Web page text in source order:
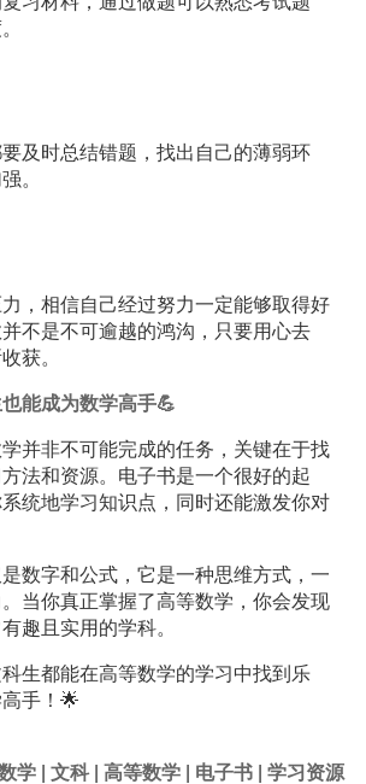
及时总结错题，找出自己的薄弱环
。
，相信自己经过努力一定能够取得好
不是不可逾越的鸿沟，只要用心去
获。
能成为数学高手💪
并非不可能完成的任务，关键在于找
法和资源。电子书是一个很好的起
统地学习知识点，同时还能激发你对
数字和公式，它是一种思维方式，一
当你真正掌握了高等数学，你会发现
趣且实用的学科。
生都能在高等数学的学习中找到乐
手！🌟
学| 文科| 高等数学| 电子书| 学习资源